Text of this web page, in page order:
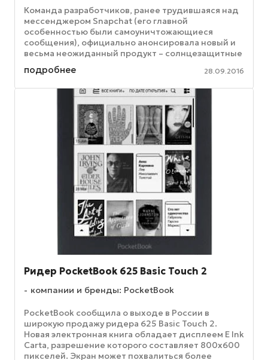
Команда разработчиков, ранее трудившаяся над
мессенджером Snapchat (его главной
особенностью были самоуничтожающиеся
сообщения), официально анонсировала новый и
весьма неожиданный продукт – солнцезащитные
очки Spectacles, оборудованные встроенной ...
подробнее 28.09.2016
Ридер PocketBook 625 Basic Touch 2
компании и бренды: PocketBook
PocketBook сообщила о выходе в России в
широкую продажу ридера 625 Basic Touch 2.
Новая электронная книга обладает дисплеем E Ink
Carta, разрешение которого составляет 800х600
пикселей. Экран может похвалиться более